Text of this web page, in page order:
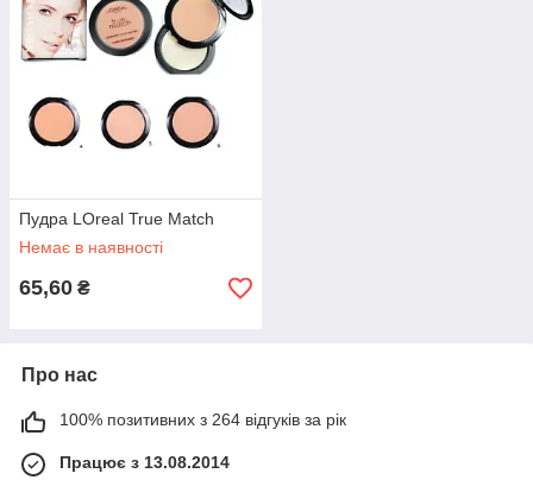
Пудра LOreal True Match
Немає в наявності
65,60 ₴
Про нас
100% позитивних з 264 відгуків за рік
Працює з 13.08.2014